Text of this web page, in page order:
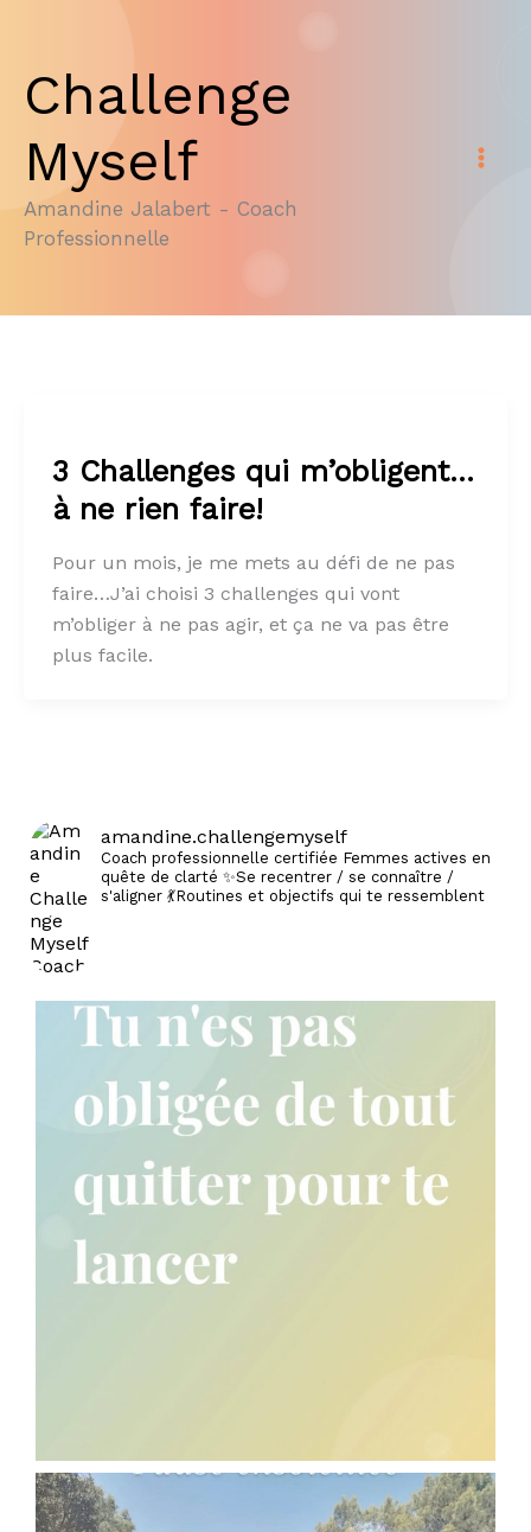
contenu
Challenge
Myself
Amandine Jalabert - Coach
Professionnelle
3 Challenges qui m’obligent…
à ne rien faire!
Pour un mois, je me mets au défi de ne pas
faire…J’ai choisi 3 challenges qui vont
m’obliger à ne pas agir, et ça ne va pas être
plus facile.
amandine.challengemyself
Coach professionnelle certifiée Femmes actives en
quête de clarté ✨Se recentrer / se connaître /
s'aligner 💃Routines et objectifs qui te ressemblent